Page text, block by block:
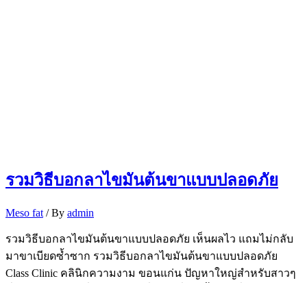
รวมวิธีบอกลาไขมันต้นขาแบบปลอดภัย
Meso fat / By admin
รวมวิธีบอกลาไขมันต้นขาแบบปลอดภัย เห็นผลไว แถมไม่กลับ
มาขาเบียดซ้ำซาก รวมวิธีบอกลาไขมันต้นขาแบบปลอดภัย
Class Clinic คลินิกความงาม ขอนแก่น ปัญหาใหญ่สำหรับสาวๆ